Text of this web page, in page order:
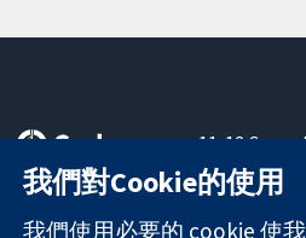
可信任實證
知情決定
11-13
Square
London
W1G 0AN
我們對Cookie的使用
我們使用必要的 cookie 使